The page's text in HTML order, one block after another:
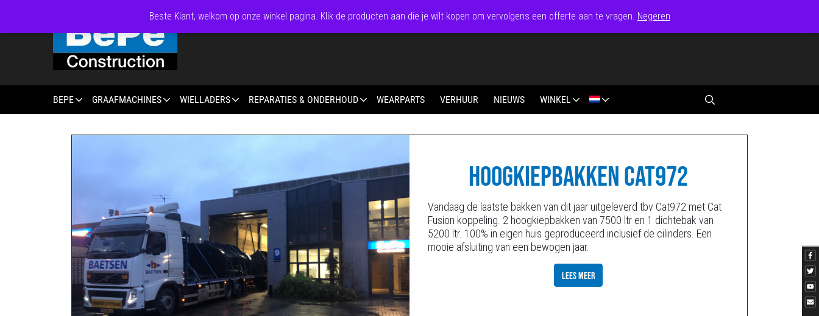
BEPE GRAAFMACHINES WIELLADERS REPARATIES & ONDERHOUD WEARPARTS VERHUUR NIEUWS WINKEL
HOOGKIEPBAKKEN CAT972
Vandaag de laatste bakken van dit jaar uitgeleverd tbv Cat972 met Cat
Fusion koppeling. 2 hoogkiepbakken van 7500 ltr en 1 dichtebak van
5200 ltr. 100% in eigen huis geproduceerd inclusief de cilinders. Een
mooie afsluiting van een bewogen jaar.
LEES MEER
Beste Klant, welkom op onze winkel pagina. Klik de producten aan die je wilt kopen om vervolgens een offerte aan te vragen. Negeren